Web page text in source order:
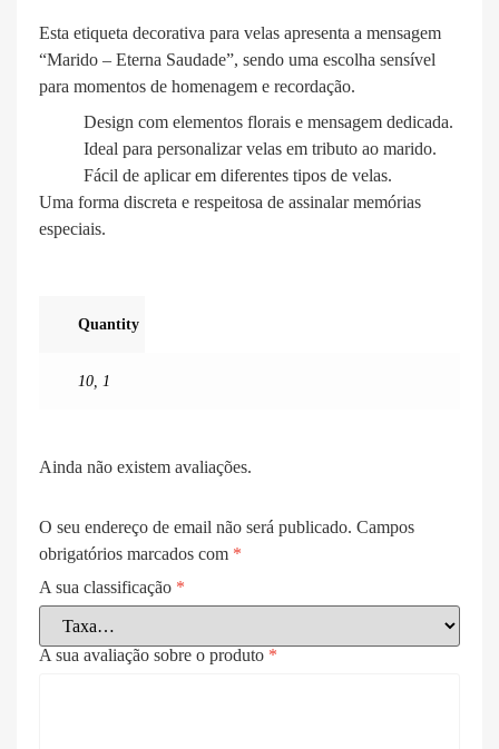
Esta etiqueta decorativa para velas apresenta a mensagem
“Marido – Eterna Saudade”, sendo uma escolha sensível
para momentos de homenagem e recordação.
Design com elementos florais e mensagem dedicada.
Ideal para personalizar velas em tributo ao marido.
Fácil de aplicar em diferentes tipos de velas.
Uma forma discreta e respeitosa de assinalar memórias
especiais.
Quantity
10, 1
Ainda não existem avaliações.
O seu endereço de email não será publicado. Campos
obrigatórios marcados com *
A sua classificação *
A sua avaliação sobre o produto *